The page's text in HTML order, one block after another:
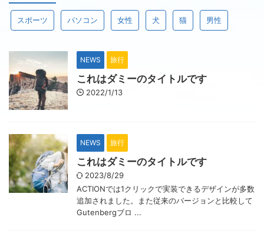
スポーツ パソコン 女性 犬 猫 男性
NEWS 旅行
これはダミーのタイトルです
2022/1/13
NEWS 旅行
これはダミーのタイトルです
2023/8/29
ACTIONでは1クリックで実装できるデザインが多数
追加されました。また従来のバージョンと比較して
Gutenbergブロ ...